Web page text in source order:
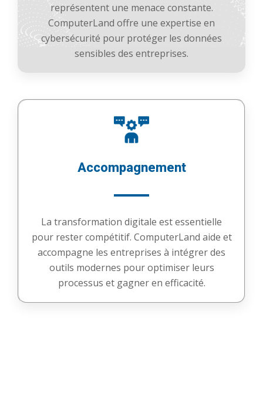
représentent une menace constante.
ComputerLand offre une expertise en
cybersécurité pour protéger les données
sensibles des entreprises.
Accompagnement
La transformation digitale est essentielle
pour rester compétitif. ComputerLand aide et
accompagne les entreprises à intégrer des
outils modernes pour optimiser leurs
processus et gagner en efficacité.